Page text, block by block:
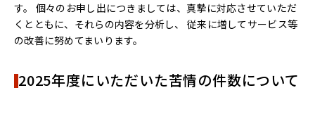
す。 個々のお申し出につきましては、真摯に対応させていただ
くとともに、それらの内容を分析し、 従来に増してサービス等
の改善に努めてまいります。
2025年度にいただいた苦情の件数について